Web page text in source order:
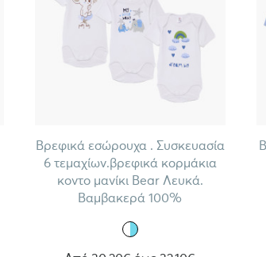
Βρεφικά εσώρουχα . Συσκευασία
6 τεμαχίων.βρεφικά κορμάκια
κοντο μανίκι Bear Λευκά.
Βαμβακερά 100%